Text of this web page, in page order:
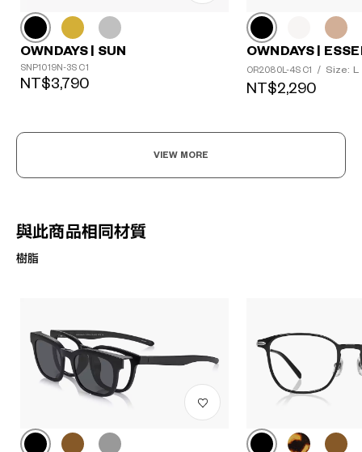
OWNDAYS | SUN
SNP1019N-3S C1
NT$3,790
OWNDAYS |
OR2080L-4S C1 / Size: L
NT$2,290
VIEW MORE
與此商品相同材質
樹脂